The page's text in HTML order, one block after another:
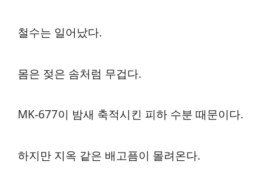
철수는 일어났다.
몸은 젖은 솜처럼 무겁다.
MK-677이 밤새 축적시킨 피하 수분 때문이다.
하지만 지옥 같은 배고픔이 몰려온다.